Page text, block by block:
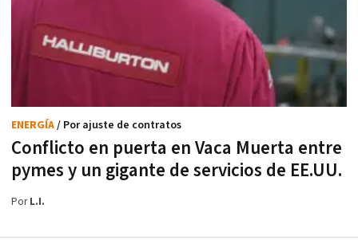
Conflicto en puerta en Vaca Muerta entre
pymes y un gigante de servicios de EE.UU.
ENERGÍA/ Por ajuste de contratos
PorL.I.